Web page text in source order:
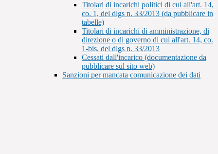
Titolari di incarichi politici di cui all'art. 14,
co. 1, del dlgs n. 33/2013 (da pubblicare in
tabelle)
Titolari di incarichi di amministrazione, di
direzione o di governo di cui all'art. 14, co.
1-bis, del dlgs n. 33/2013
Cessati dall'incarico (documentazione da
pubblicare sul sito web)
Sanzioni per mancata comunicazione dei dati